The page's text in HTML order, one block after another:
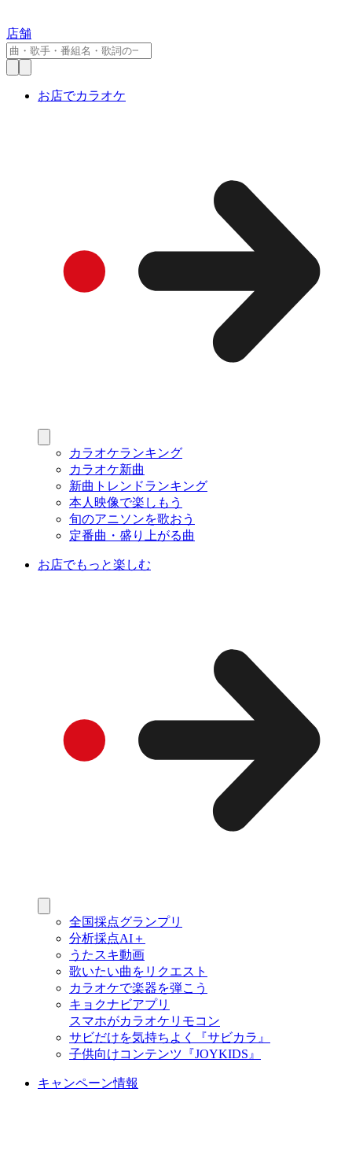
店舗
お店でカラオケ
カラオケランキング
カラオケ新曲
新曲トレンドランキング
本人映像で楽しもう
旬のアニソンを歌おう
定番曲・盛り上がる曲
お店でもっと楽しむ
全国採点グランプリ
分析採点AI＋
うたスキ動画
歌いたい曲をリクエスト
カラオケで楽器を弾こう
キョクナビアプリ
スマホがカラオケリモコン
サビだけを気持ちよく『サビカラ』
子供向けコンテンツ『JOYKIDS』
キャンペーン情報